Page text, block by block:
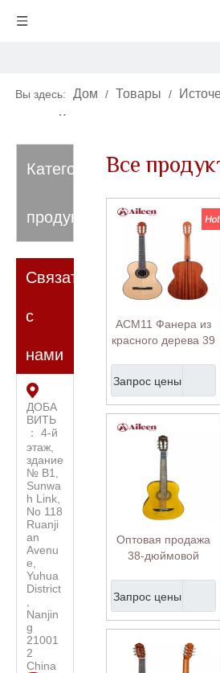
Вы здесь: Дом / Товары /
Классическая гитара
Категория
продукта
Связаться
с
нами
ДОБА
ВИТЬ
： 4-й
этаж,
здание
№ B1,
Sunwa
h Link,
No 118
Ruanji
an
Avenu
e,
Yuhua
District
Nanjin
g
21001
2
China
Все
ACM11 Фанера из
красного дерева 39
концертная
классическая
гитара с твердым
верхом
Запрос цены
Оптовая продажа
38-дюймовой
грифом Linden Top
(AC831)
Запрос цены